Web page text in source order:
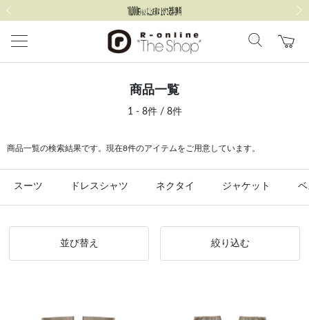
商品一覧
1 - 8件 / 8件
商品一覧の検索結果です。現在8件のアイテムをご用意しています。
スーツ ドレスシャツ ネクタイ ジャケット
並び替え 絞り込む